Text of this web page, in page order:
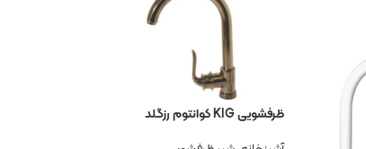
ظرفشویی KIG کوانتوم رزگلد